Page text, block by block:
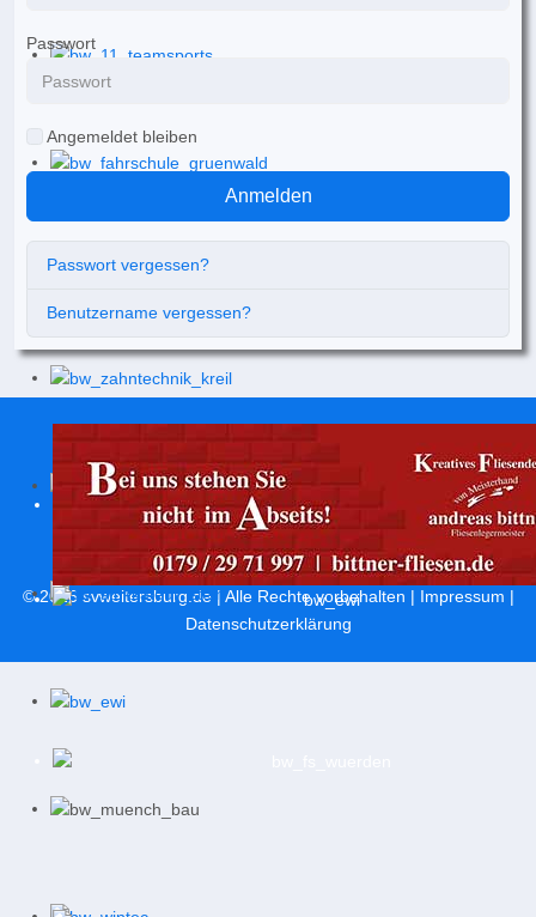
Passwort
Angemeldet bleiben
Anmelden
Passwort vergessen?
Benutzername vergessen?
© 2026 svweitersburg.de| Alle Rechte vorbehalten | Impressum |
Datenschutzerklärung